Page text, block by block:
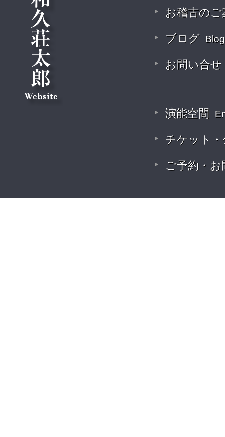
お稽古の
ブログ Blog
お問い合せ
演能空間
チケット
ご予約・